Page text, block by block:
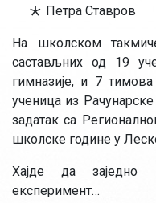
Петра Ставров
На школском
састављних од 19
гимназије, и 7
ученица из
задатак са
школске године у
Хајде да заједно
експеримент…